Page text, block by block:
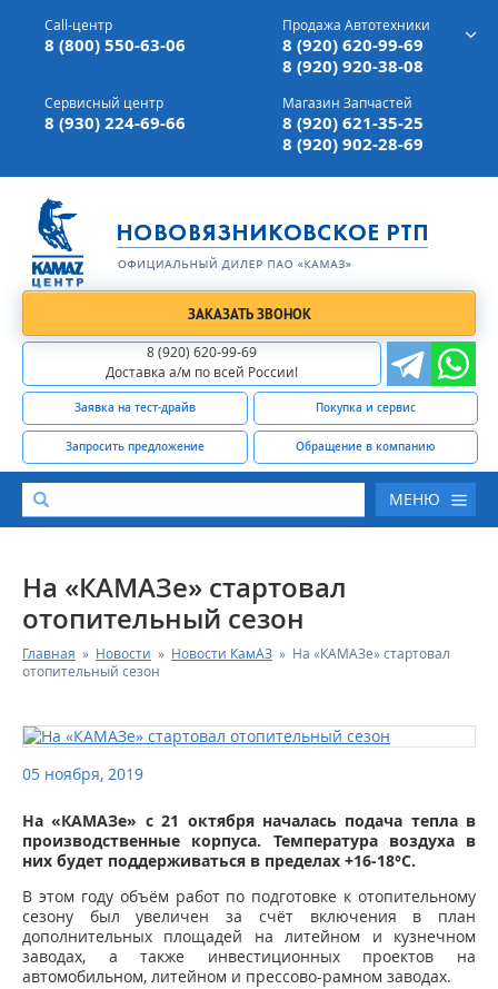
г. Вязники,ул. Механизаторов, д 90
Доставка а/м,по всей России
Call-центр
8 (800) 550-63-06
Продажа Автотехники
8 (920) 620-99-69
8 (920) 920-38-08
Сервисный центр
8 (930) 224-69-66
Магазин Запчастей
8 (920) 621-35-25
8 (920) 902-28-69
ЗАКАЗАТЬ ЗВОНОК
8 (920) 620-99-69
Доставка а/м по всей России!
Заявка на тест-драйв Покупка и сервис
Запросить предложение Обращение в компанию
МЕНЮ
КАТАЛОГ АВТОТЕХНИКИ
ЗАПАСНЫЕ ЧАСТИ
ФИНАНСОВЫЙ СЕРВИС
ФОТОГАЛЕРЕЯ
КОНТАКТНАЯ ИНФОРМАЦИЯ
На «КАМАЗе» стартовал
отопительный сезон
Главная » Новости » Новости КамАЗ » На «КАМАЗе» стартовал
отопительный сезон
05 ноября, 2019
На «КАМАЗе» с 21 октября началась подача тепла в
производственные корпуса. Температура воздуха в
них будет поддерживаться в пределах +16-18°С.
В этом году объём работ по подготовке к отопительному
сезону был увеличен за счёт включения в план
дополнительных площадей на литейном и кузнечном
заводах, а также инвестиционных проектов на
автомобильном, литейном и прессово-рамном заводах.